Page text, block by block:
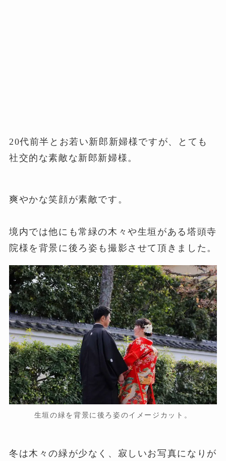
20代前半とお若い新郎新婦様ですが、とても
社交的な素敵な新郎新婦様。
爽やかな笑顔が素敵です。
境内では他にも常緑の木々や生垣がある塔頭寺
院様を背景に後ろ姿も撮影させて頂きました。
生垣の緑を背景に後ろ姿のイメージカット。
冬は木々の緑が少なく、寂しいお写真になりが